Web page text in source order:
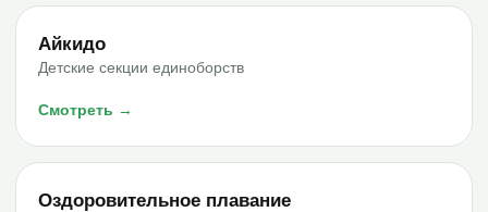
Айкидо
Детские секции единоборств
Смотреть →
Оздоровительное плавание